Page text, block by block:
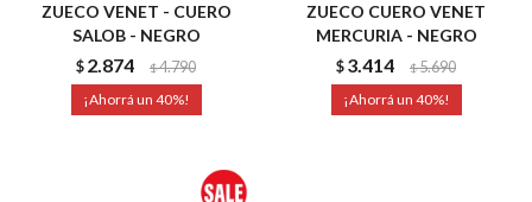
ZUECO VENET - CUERO
SALOB - NEGRO
$2.874 $4.790
40
ZUECO CUERO VENET
MERCURIA - NEGRO
$3.414 $5.690
40